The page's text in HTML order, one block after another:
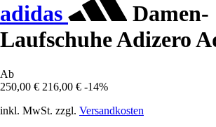
adidas
Damen-
Laufschuhe Adizero
Ab
250,00 € 216,00 € -14%
inkl. MwSt. zzgl. Versandkosten